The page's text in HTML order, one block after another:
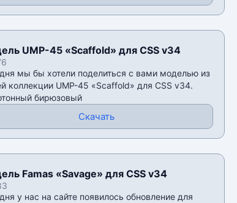
UMP-45 «Scaffold» для CSS v34
мы бы хотели поделиться с вами моделью из
коллекции UMP-45 «Scaffold» для CSS v34.
бирюзовый
Скачать
Famas «Savage» для CSS v34
у нас на сайте появилось обновление для